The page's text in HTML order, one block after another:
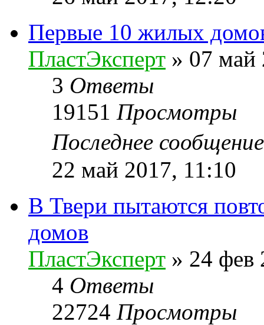
Первые 10 жилых
ПластЭксперт » 07 май
3 Ответы
19151 Просмотры
Последнее
22 май 2017, 11:10
В Твери пытаются
домов
ПластЭксперт » 24 фев
4 Ответы
22724 Просмотры